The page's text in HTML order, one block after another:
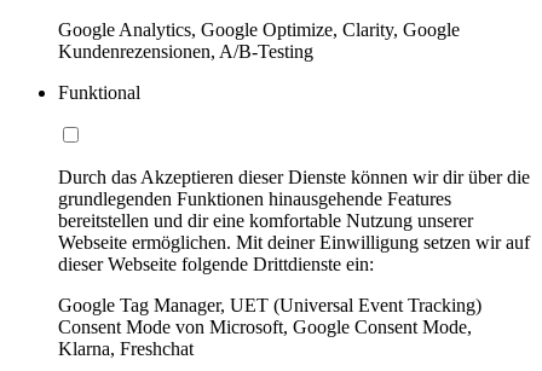
Google Analytics, Google Optimize, Clarity, Google
Kundenrezensionen, A/B-Testing
Funktional
Durch das Akzeptieren dieser Dienste können wir dir über die
grundlegenden Funktionen hinausgehende Features
bereitstellen und dir eine komfortable Nutzung unserer
Webseite ermöglichen. Mit deiner Einwilligung setzen wir auf
dieser Webseite folgende Drittdienste ein:
Google Tag Manager, UET (Universal Event Tracking)
Consent Mode von Microsoft, Google Consent Mode,
Klarna, Freshchat